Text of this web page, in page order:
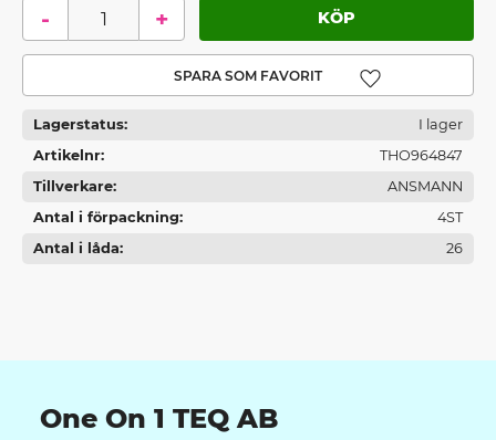
+
-
Lägg till i favoriter
Lagerstatus
I lager
Artikelnr
THO964847
Tillverkare
ANSMANN
Antal i förpackning
4ST
Antal i låda
26
One On 1 TEQ AB